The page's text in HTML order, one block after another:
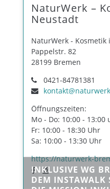
NaturWerk –
Neustadt
NaturWerk -
Pappelstr. 82
28199 Bremen
0421-84781381
Öffnungszeiten:
Mo - Do: 10:00 - 13:00
Fr: 10:00 - 18:30 Uhr
Sa: 10:00 - 13:30 Uhr
https://naturwerk-
INKLUSIVE WG
DEM INSTAWALK